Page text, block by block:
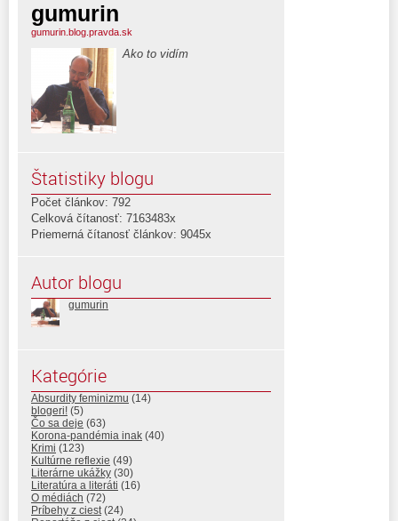
gumurin
gumurin.blog.pravda.sk
Ako to vidím
Štatistiky blogu
Počet článkov: 792
Celková čítanosť: 7163483x
Priemerná čítanosť článkov: 9045x
Autor blogu
gumurin
Kategórie
Absurdity feminizmu (14)
blogeri! (5)
Čo sa deje (63)
Korona-pandémia inak (40)
Krimi (123)
Kultúrne reflexie (49)
Literárne ukážky (30)
Literatúra a literáti (16)
O médiách (72)
Príbehy z ciest(24)